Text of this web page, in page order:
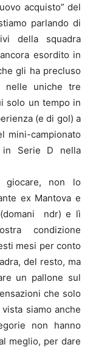
acquisto” del
parlando di
della squadra
esordito in
gli ha precluso
nelle uniche tre
solo un tempo in
(e di gol) a
mini-campionato
in Serie D nella
giocare, non lo
ex Mantova e
(domani ndr) e lì
condizione
mesi per conto
del resto, ma
un pallone sul
che solo
siamo anche
non hanno
meglio, per dare